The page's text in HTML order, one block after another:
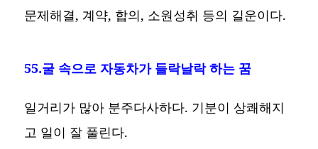
문제해결, 계약, 합의, 소원성취 등의 길운이다.
55.굴 속으로 자동차가 들락날락 하는 꿈
일거리가 많아 분주다사하다. 기분이 상쾌해지
고 일이 잘 풀린다.